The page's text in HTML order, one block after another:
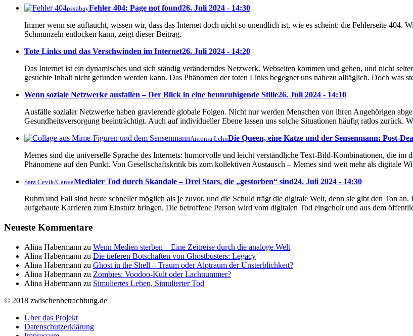
pixabayFehler 404: Page not found26. Juli 2024 - 14:30
Immer wenn sie auftaucht, wissen wir, dass das Internet doch nicht so unendlich ist, wie es scheint: die Fehlerseite 404.
Schmunzeln entlocken kann, zeigt dieser Beitrag.
Tote Links und das Verschwinden im Internet26. Juli 2024 - 14:20
Das Internet ist ein dynamisches und sich ständig veränderndes Netzwerk. Webseiten kommen und gehen, und nicht
gesuchte Inhalt nicht gefunden werden kann. Das Phänomen der toten Links begegnet uns nahezu alltäglich. Doch was
Wenn soziale Netzwerke ausfallen – Der Blick in eine beunruhigende Stille26. Juli 2024 - 14:10
Ausfälle sozialer Netzwerke haben gravierende globale Folgen. Nicht nur werden Menschen von ihren Angehörigen
Gesundheitsversorgung beeinträchtigt. Auch auf individueller Ebene lassen uns solche Situationen häufig ratlos zurück.
Antonia LehnDie Queen, eine Katze und der Sensenmann: Post-
Memes sind die universelle Sprache des Internets: humorvolle und leicht verständliche Text-Bild-Kombinationen, die
Phänomene auf den Punkt. Von Gesellschaftskritik bis zum kollektiven Austausch – Memes sind weit mehr als digitale
Sara Cevik/CanvaMedialer Tod durch Skandale – Drei Stars, die „gestorben“ sind24. Juli 2024 - 14:30
Ruhm und Fall sind heute schneller möglich als je zuvor, und die Schuld trägt die digitale Welt, denn sie gibt den Ton
aufgebaute Karrieren zum Einsturz bringen. Die betroffene Person wird vom digitalen Tod eingeholt und aus dem
Neueste Kommentare
Alina Habermann zu Wenn Medien sterben – Eine Zeitreise durch die analoge Welt
Alina Habermann zu Die tieferen Botschaften von Ghostbusters: Legacy
Alina Habermann zu Ghost in the Shell – Traum oder Alptraum der Unsterblichkeit?
Alina Habermann zu Zombies: Voodoo-Kult oder Lachnummer?
Alina Habermann zu Simuliertes Leben, Simulierter Tod
© 2018 zwischenbetrachtung.de
Über das Projekt
Datenschutzerklärung